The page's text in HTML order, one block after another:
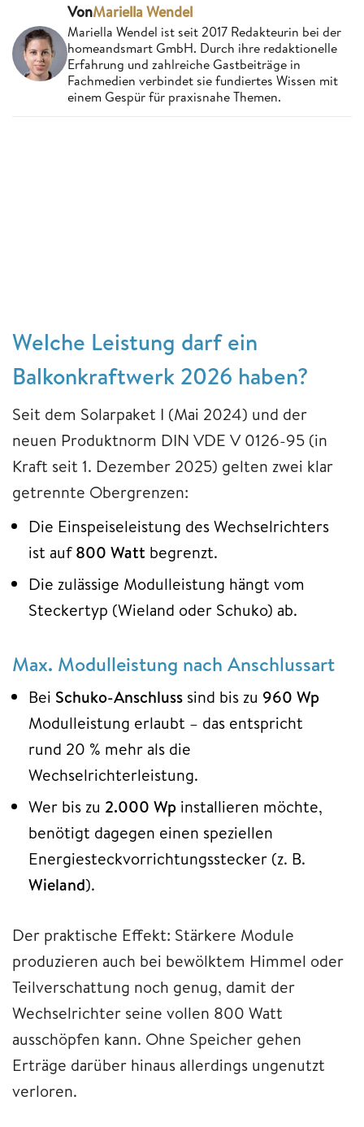
VonMariella Wendel
Mariella Wendel ist seit 2017 Redakteurin bei der
homeandsmart GmbH. Durch ihre redaktionelle
Erfahrung und zahlreiche Gastbeiträge in
Fachmedien verbindet sie fundiertes Wissen mit
einem Gespür für praxisnahe Themen.
Welche Leistung darf ein
Balkonkraftwerk 2026 haben?
Seit dem Solarpaket I (Mai 2024) und der
neuen Produktnorm DIN VDE V 0126-95 (in
Kraft seit 1. Dezember 2025) gelten zwei klar
getrennte Obergrenzen:
Die Einspeiseleistung des Wechselrichters
ist auf800 Watt begrenzt.
Die zulässige Modulleistung hängt vom
Steckertyp (Wieland oder Schuko) ab.
Max. Modulleistung nach Anschlussart
Bei Schuko-Anschluss sind bis zu 960 Wp
Modulleistung erlaubt – das entspricht
rund 20 % mehr als die
Wechselrichterleistung.
Wer bis zu 2.000 Wp installieren möchte,
benötigt dagegen einen speziellen
Energiesteckvorrichtungsstecker (z. B.
Wieland).
Der praktische Effekt: Stärkere Module
produzieren auch bei bewölktem Himmel oder
Teilverschattung noch genug, damit der
Wechselrichter seine vollen 800 Watt
ausschöpfen kann. Ohne Speicher gehen
Erträge darüber hinaus allerdings ungenutzt
verloren.